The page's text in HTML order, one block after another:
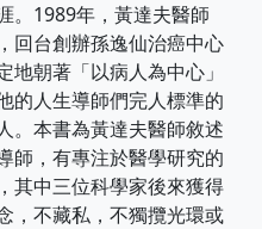
。1989年，黃達夫醫師
回台創辦孫逸仙治癌中心
朝著「以病人為中心」
的人生導師們完人標準的
。本書為黃達夫醫師敘述
師，有專注於醫學研究的
其中三位科學家後來獲得
，不藏私，不獨攬光環或